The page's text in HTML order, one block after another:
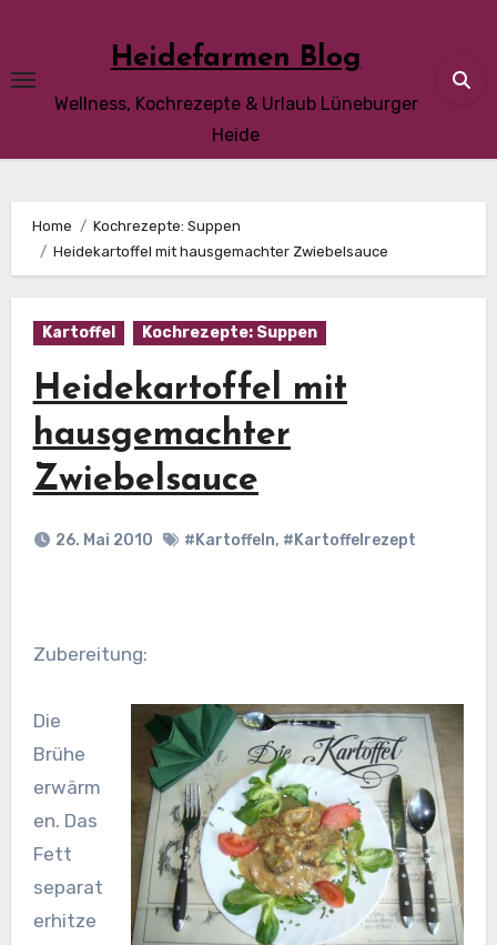
content
Heidefarmen Blog
Wellness, Kochrezepte & Urlaub Lüneburger
Heide
Home
Kochrezepte: Suppen
Heidekartoffel mit hausgemachter Zwiebelsauce
Kartoffel Kochrezepte: Suppen
Heidekartoffel mit
hausgemachter
Zwiebelsauce
26. Mai 2010 #Kartoffeln, #Kartoffelrezept
Zubereitung:
Die
Brühe
erwärm
en. Das
Fett
separat
erhitze